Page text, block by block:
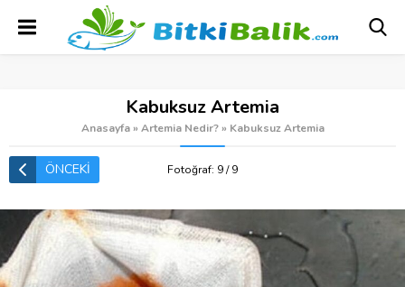
Kabuksuz Artemia
Anasayfa » Artemia Nedir? » Kabuksuz Artemia
ÖNCEKİ Fotoğraf: 9 / 9